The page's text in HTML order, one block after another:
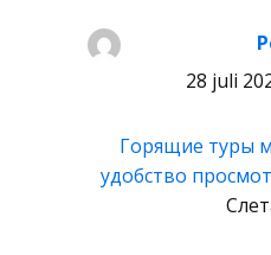
28 juli
Горящие туры
удобство